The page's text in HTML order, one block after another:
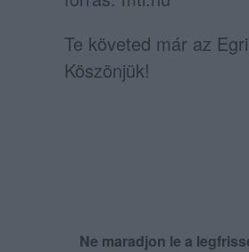
Te követed már az
Köszönjük!
Ne maradjon le a